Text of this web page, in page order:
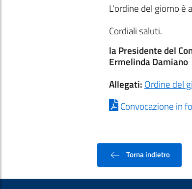
L'ordine del giorno è
Cordiali saluti.
la Presidente del
Ermelinda Damiano
Allegati:Ordine del
Convocazione in
Torna indietro